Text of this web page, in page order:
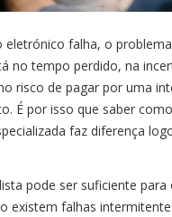
eletrónico falha, o
no tempo perdido, na
risco de pagar por uma
É por isso que saber
faz diferença
pode ser suficiente para
existem falhas